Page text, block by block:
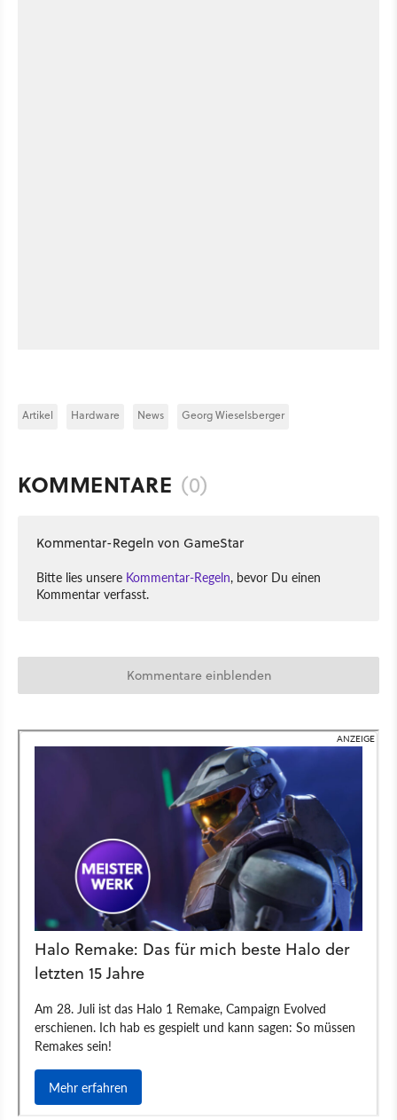
Artikel Hardware News Georg Wieselsberger
KOMMENTARE (0)
Kommentar-Regeln von GameStar
Bitte lies unsere Kommentar-Regeln, bevor Du einen
Kommentar verfasst.
Kommentare einblenden